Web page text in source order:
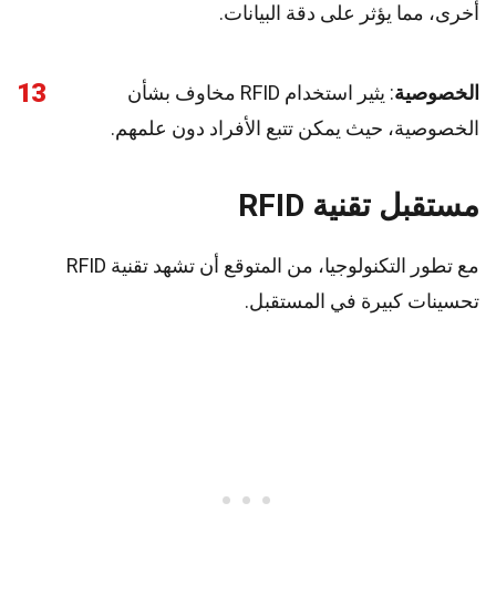
أخرى، مما يؤثر على دقة البيانات.
13 الخصوصية
: يثير استخدام RFID مخاوف بشأن
الخصوصية، حيث يمكن تتبع الأفراد دون علمهم.
مستقبل تقنية RFID
مع تطور التكنولوجيا، من المتوقع أن تشهد تقنية RFID
تحسينات كبيرة في المستقبل.